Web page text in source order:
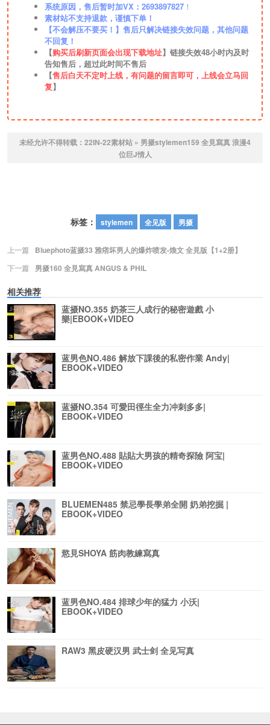
系统原因，售后暂时加VX：2693897827 ！
素材站不支持退款，谨慎下单！
【不会解压不要买！】售后只解决链接失效问题，其他问题
不回复！
【购买后刷新页面会出现下载地址】链接失效48小时内及时
告知售后，超过此时间不售后
【售后白天不定时上线，有问题的留言即可，上线会立马回
复】
未经允许不得转载： 22IN-22素材站 » 男摄stylemen159 全見寫真 浪漫4
位巨J情人
标签： stylemen 全见版 男摄
上一篇
Bluephoto蓝摄33 雅痞坏男人的爆炸喷发-煥文 全見版【1+2册】
下一篇
男摄160 全見寫真 ANGUS & PHIL
相关推荐
蓝摄NO.355 奶茶三人成行的秘密遊戲 小
樂|EBOOK+VIDEO
蓝男色NO.486 解放下課後的私密作業 Andy|
EBOOK+VIDEO
蓝摄NO.354 可愛田徑生全力冲刺多多|
EBOOK+VIDEO
蓝男色NO.488 貼貼大男孩的精奇探險 阿宝|
EBOOK+VIDEO
BLUEMEN485 禁忌學長學弟全開 奶弟挖掘 |
EBOOK+VIDEO
慾見SHOYA 筋肉教練寫真
蓝男色NO.484 排球少年的猛力 小沃|
EBOOK+VIDEO
RAW3 黑皮硬汉男 武士剑 全见写真